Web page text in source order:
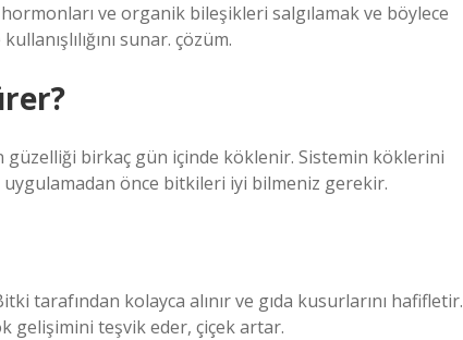
ve organik bileşikleri salgılamak ve böylece
sunar. çözüm.
birkaç gün içinde köklenir. Sistemin köklerini
önce bitkileri iyi bilmeniz gerekir.
tarafından kolayca alınır ve gıda kusurlarını hafifletir.
gelişimini teşvik eder, çiçek artar.